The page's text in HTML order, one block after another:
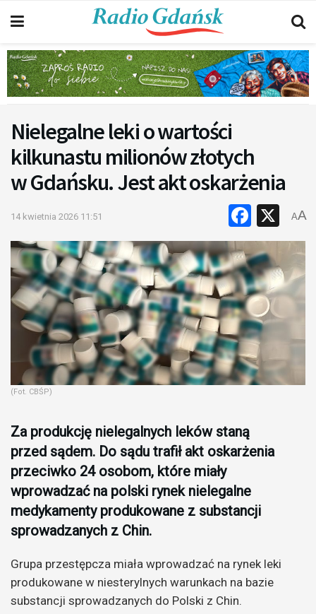
Nielegalne leki o wartości
kilkunastu milionów złotych
w Gdańsku. Jest akt oskarżenia
14 kwietnia 2026 11:51 X
AA
(Fot. CBŚP)
Za produkcję nielegalnych leków staną
przed sądem. Do sądu trafił akt oskarżenia
przeciwko 24 osobom, które miały
wprowadzać na polski rynek nielegalne
medykamenty produkowane z substancji
sprowadzanych z Chin.
Grupa przestępcza miała wprowadzać na rynek leki
produkowane w niesterylnych warunkach na bazie
substancji sprowadzanych do Polski z Chin.